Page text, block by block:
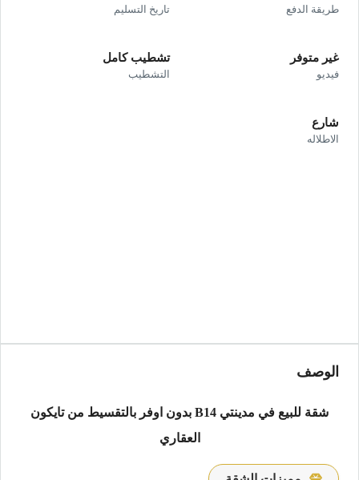
طريقة الدفع تاريخ التسليم
غير متوفر
فيديو
تشطيب كامل
التشطيب
شارع
الاطلاله
الوصف
شقة للبيع في مدينتي B14 بدون اوفر بالتقسيط من تايكون
العقاري